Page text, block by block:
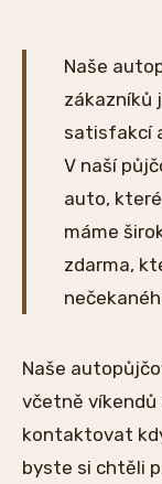
Naše
zákazníků
satisfakcí
V naší
auto,
máme
zdarma,
Naše
včetně
kontaktovat
byste si chtěli